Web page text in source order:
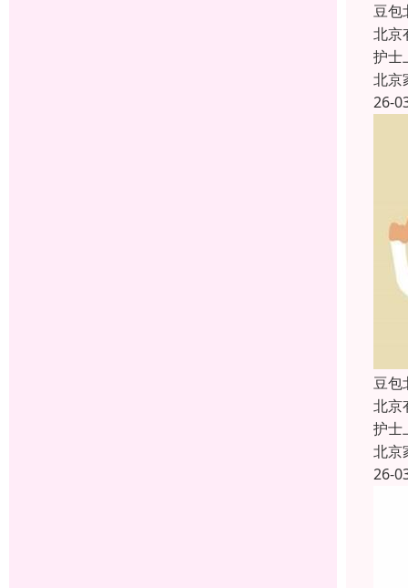
豆包
北京
护士
北京
26-
豆包
北京
护士
北京
26-